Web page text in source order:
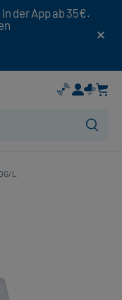
der App ab 35€.
L